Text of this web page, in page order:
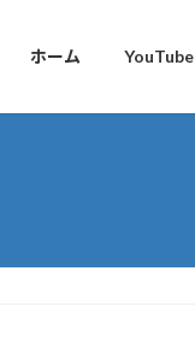
ホーム YouTube